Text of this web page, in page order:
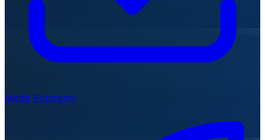
Mode Premium